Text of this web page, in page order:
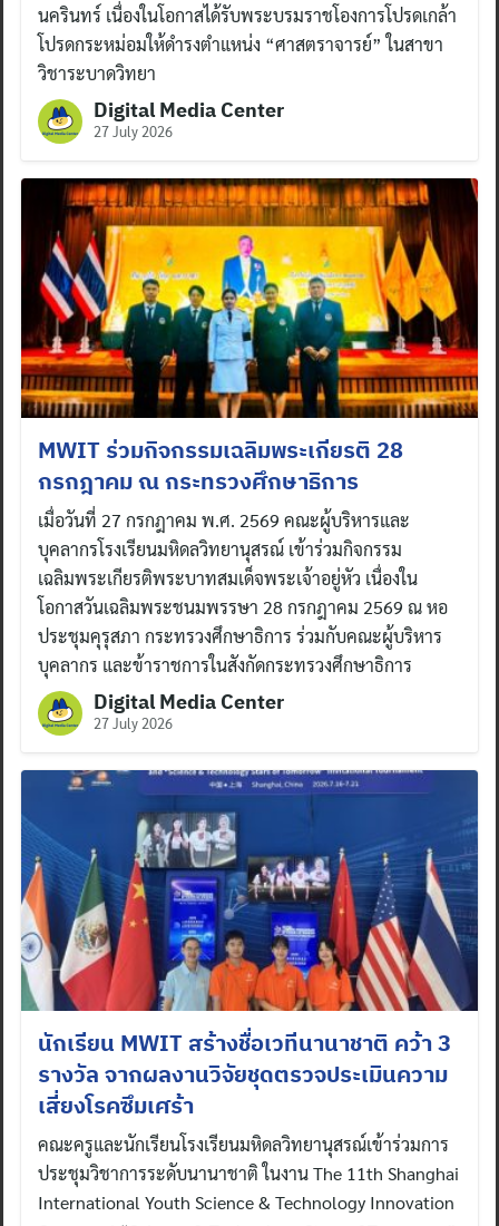
นครินทร์ เนื่องในโอกาสได้รับพระบรมราชโองการโปรดเกล้า
โปรดกระหม่อมให้ดำรงตำแหน่ง “ศาสตราจารย์” ในสาขา
วิชาระบาดวิทยา
Digital Media Center
27 July 2026
MWIT ร่วมกิจกรรมเฉลิมพระเกียรติ 28
กรกฎาคม ณ กระทรวงศึกษาธิการ
เมื่อวันที่ 27 กรกฎาคม พ.ศ. 2569 คณะผู้บริหารและ
บุคลากรโรงเรียนมหิดลวิทยานุสรณ์ เข้าร่วมกิจกรรม
เฉลิมพระเกียรติพระบาทสมเด็จพระเจ้าอยู่หัว เนื่องใน
โอกาสวันเฉลิมพระชนมพรรษา 28 กรกฎาคม 2569 ณ หอ
ประชุมคุรุสภา กระทรวงศึกษาธิการ ร่วมกับคณะผู้บริหาร
บุคลากร และข้าราชการในสังกัดกระทรวงศึกษาธิการ
Digital Media Center
27 July 2026
นักเรียน MWIT สร้างชื่อเวทีนานาชาติ คว้า 3
รางวัล จากผลงานวิจัยชุดตรวจประเมินความ
เสี่ยงโรคซึมเศร้า
คณะครูและนักเรียนโรงเรียนมหิดลวิทยานุสรณ์เข้าร่วมการ
ประชุมวิชาการระดับนานาชาติ ในงาน The 11th Shanghai
International Youth Science & Technology Innovation